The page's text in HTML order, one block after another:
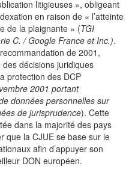
litigieuses », obligeant
en raison de « l’atteinte
de la plaignante » (TGI
C. / Google France et Inc.).
de 2001,
décisions juridiques
protection des DCP
2001 portant
données personnelles sur
de jurisprudence). Cette
dans la majorité des pays
que la CJUE se base sur le
afin d’appuyer son
DON européen.